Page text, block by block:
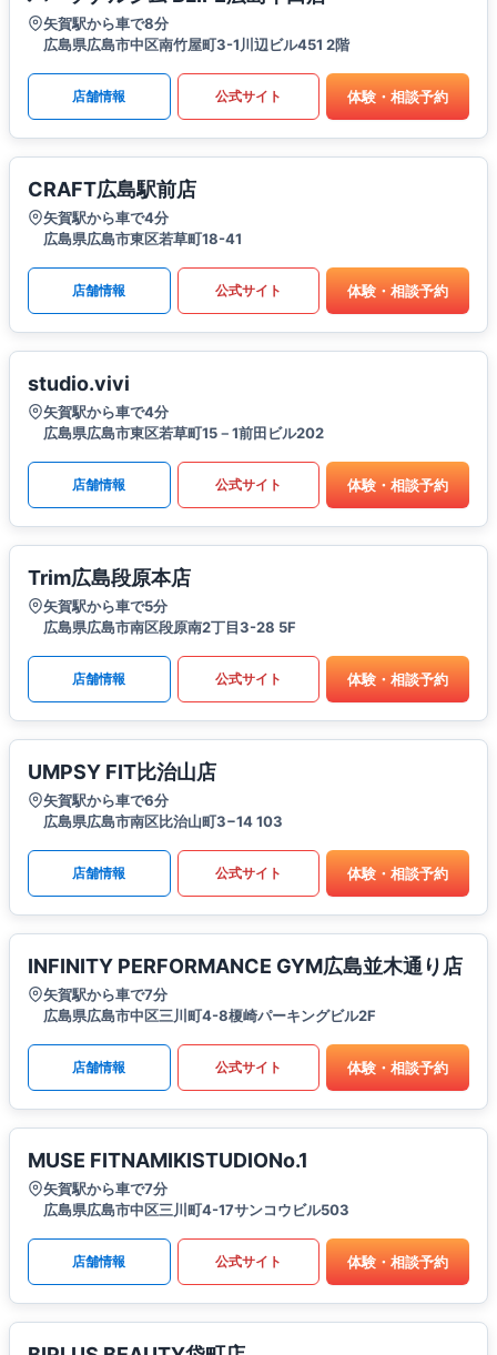
矢賀駅から車で8分
広島県広島市中区南竹屋町3-1川辺ビル451 2階
店舗情報 公式サイト 体験・相談予約
CRAFT広島駅前店
矢賀駅から車で4分
広島県広島市東区若草町18-41
店舗情報 公式サイト 体験・相談予約
studio.vivi
矢賀駅から車で4分
広島県広島市東区若草町15－1前田ビル202
店舗情報 公式サイト 体験・相談予約
Trim広島段原本店
矢賀駅から車で5分
広島県広島市南区段原南2丁目3-28 5F
店舗情報 公式サイト 体験・相談予約
UMPSY FIT比治山店
矢賀駅から車で6分
広島県広島市南区比治山町3−14 103
店舗情報 公式サイト 体験・相談予約
INFINITY PERFORMANCE GYM広島並木通り店
矢賀駅から車で7分
広島県広島市中区三川町4-8榎崎パーキングビル2F
店舗情報 公式サイト 体験・相談予約
MUSE FITNAMIKISTUDIONo.1
矢賀駅から車で7分
広島県広島市中区三川町4-17サンコウビル503
店舗情報 公式サイト 体験・相談予約